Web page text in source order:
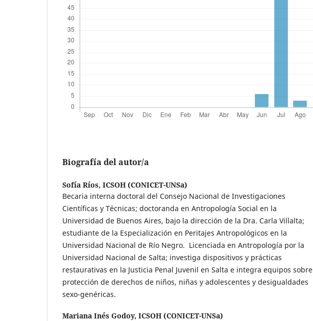
Biografía del autor/a
Sofía Ríos, ICSOH (CONICET-UNSa)
Becaria interna doctoral del Consejo Nacional de Investigaciones
Científicas y Técnicas; doctoranda en Antropología Social en la
Universidad de Buenos Aires, bajo la dirección de la Dra. Carla Villalta;
estudiante de la Especialización en Peritajes Antropológicos en la
Universidad Nacional de Río Negro. Licenciada en Antropología por la
Universidad Nacional de Salta; investiga dispositivos y prácticas
restaurativas en la Justicia Penal Juvenil en Salta e integra equipos sobre
protección de derechos de niños, niñas y adolescentes y desigualdades
sexo-genéricas.
Mariana Inés Godoy, ICSOH (CONICET-UNSa)